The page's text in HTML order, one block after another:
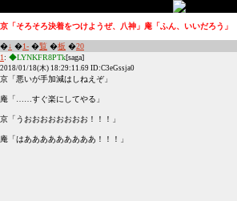
京「そろそろ決着をつけようぜ、八神」庵「ふん、いいだろう」
�↓ �1- �覧 �板 �20
1 : ◆LYNKFR8PTk[saga]
2018/01/18(木) 18:29:11.69 ID:C3eGssja0
京「悪いが手加減はしねえぞ」
庵「……すぐ楽にしてやる」
京「うおおおおおおおお！！！」
庵「はあああああああああ！！！」